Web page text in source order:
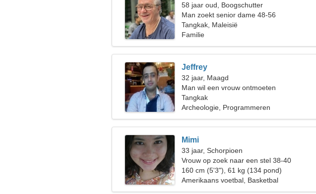
58 jaar oud, Boogschutter
Man zoekt senior dame 48-56
Tangkak, Maleisië
Familie
Jeffrey
32 jaar, Maagd
Man wil een vrouw ontmoeten
Tangkak
Archeologie, Programmeren
Mimi
33 jaar, Schorpioen
Vrouw op zoek naar een stel 38-40
160 cm (5'3"), 61 kg (134 pond)
Amerikaans voetbal, Basketbal